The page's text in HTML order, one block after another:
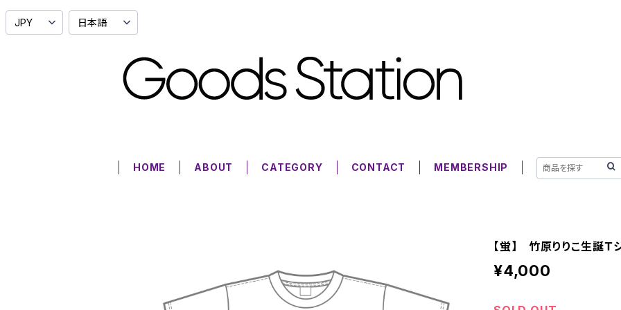
HOME ABOUT CATEGORY CONTACT MEMBERSHIP
【蛍】 竹原りりこ生誕
¥4,000